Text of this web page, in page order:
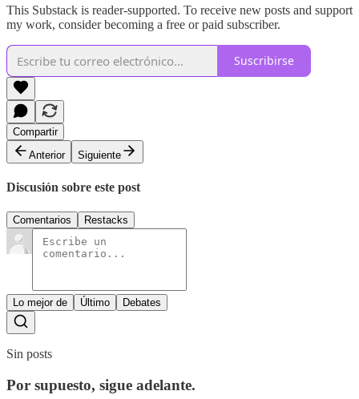
This Substack is reader-supported. To receive new posts and support
my work, consider becoming a free or paid subscriber.
Suscribirse
Compartir
Anterior
Siguiente
Discusión sobre este post
Comentarios Restacks
Lo mejor de Último Debates
Sin posts
Por supuesto, sigue adelante.